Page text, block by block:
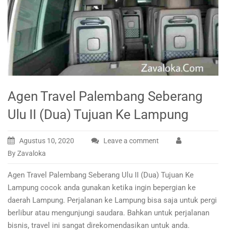
Agen Travel Palembang Seberang
Ulu II (Dua) Tujuan Ke Lampung
Agustus 10, 2020
Leave a comment
By Zavaloka
Agen Travel Palembang Seberang Ulu II (Dua) Tujuan Ke
Lampung cocok anda gunakan ketika ingin bepergian ke
daerah Lampung. Perjalanan ke Lampung bisa saja untuk pergi
berlibur atau mengunjungi saudara. Bahkan untuk perjalanan
bisnis, travel ini sangat direkomendasikan untuk anda.